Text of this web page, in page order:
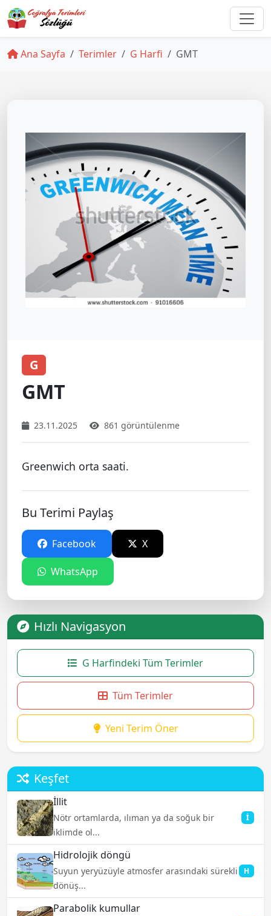
Ana Sayfa Terimler G Harfi GMT
G
GMT
23.11.2025 861 görüntülenme
Greenwich orta saati.
Bu Terimi Paylaş
Facebook X
WhatsApp
Hızlı Navigasyon
G Harfindeki Tüm Terimler
Tüm Terimler
Yeni Terim Öner
Keşfet
İllit
Nötr ortamlarda, ılıman ya da soğuk bir
iklimde ol...
İ
Hidrolojik döngü
Suyun yeryüzüyle atmosfer arasındaki sürekli
dönüş...
H
Parabolik kumullar